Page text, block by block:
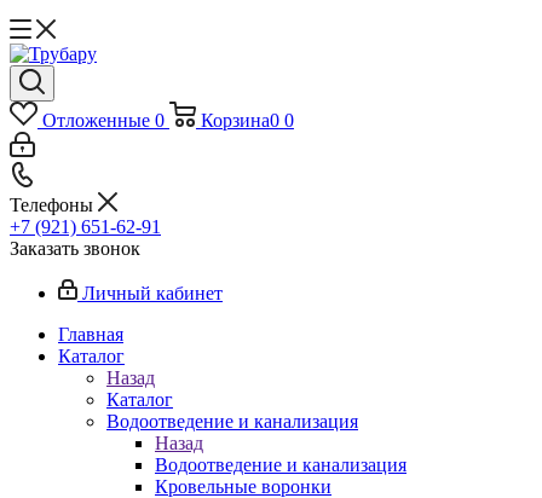
Отложенные 0 Корзина0 0
Телефоны
+7 (921) 651-62-91
Заказать звонок
Личный кабинет
Главная
Каталог
Назад
Каталог
Водоотведение и канализация
Назад
Водоотведение и канализация
Кровельные воронки